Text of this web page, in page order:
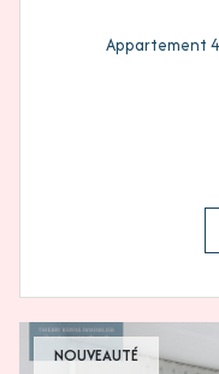
NOUVEAUTÉ